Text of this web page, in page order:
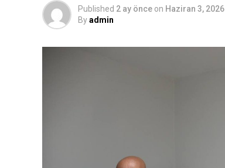
Published 2 ay önce on Haziran 3, 2026
Byadmin